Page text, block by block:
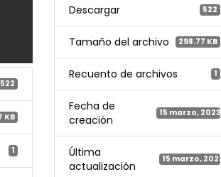
522
KB
1
Descargar 522
Tamaño del archivo 298.77 KB
Recuento de archivos 1
Fecha de
creación
15 marzo, 2023
Última
actualización
15 marzo, 2023